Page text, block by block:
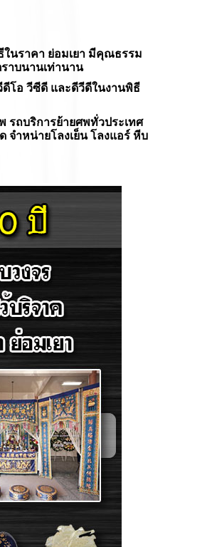
นราคา ย่อมเยา มีคุณธรรม
าบนานเท่านาน
โอ วีซีดี และดีวีดีในงานพิธี
รถบริการย้ายศพทั่วประเทศ
ำหน่ายโลงเย็น โลงแอร์ หีบ